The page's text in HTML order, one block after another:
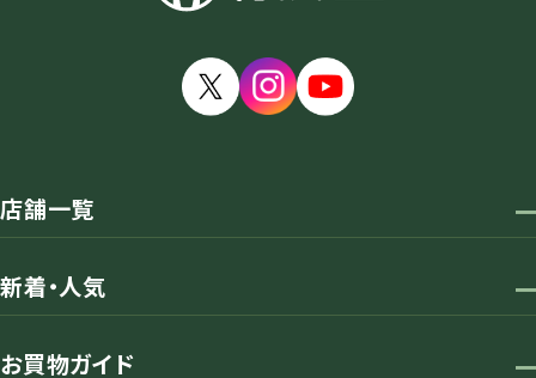
店舗一覧
新着・人気
お買物ガイド